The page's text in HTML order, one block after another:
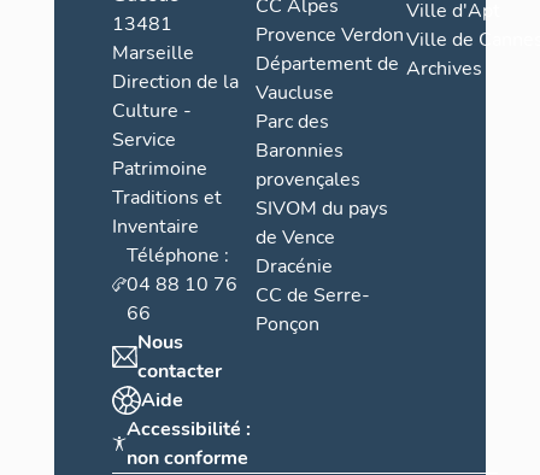
13481
Marseille
Direction de la
Culture -
Service
Patrimoine
Traditions et
Inventaire
Téléphone :
04 88 10 76
66
Nous
contacter
Aide
Accessibilité :
non conforme
CC Alpes
Provence Verdon
Département de
Vaucluse
Parc des
Baronnies
provençales
SIVOM du pays
de Vence
Dracénie
CC de Serre-
Ponçon
Ville d'Apt
Ville de
Archives